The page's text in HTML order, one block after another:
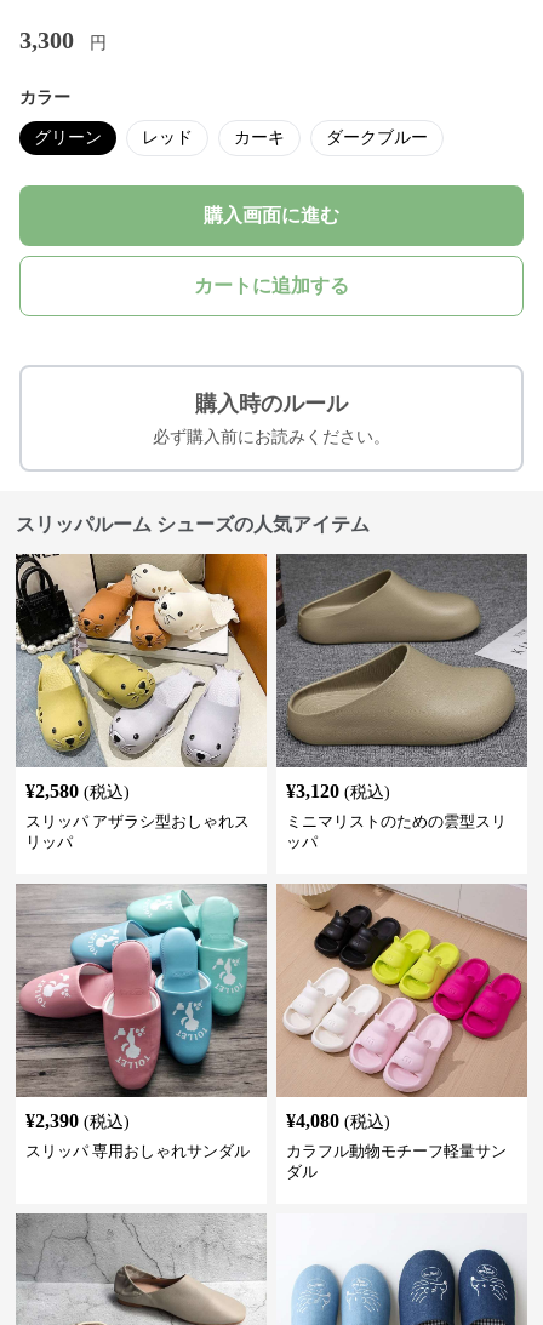
3,300 円
カラー
グリーン レッド カーキ ダークブルー
購入画面に進む
カートに追加する
購入時のルール
必ず購入前にお読みください。
スリッパルーム シューズの人気アイテム
¥2,580 (税込)
スリッパ アザラシ型おしゃれス
リッパ
¥3,120 (税込)
ミニマリストのための雲型スリ
ッパ
¥2,390 (税込)
スリッパ 専用おしゃれサンダル
¥4,080 (税込)
カラフル動物モチーフ軽量サン
ダル